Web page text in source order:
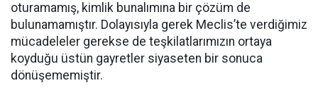
oturamamış, kimlik bunalımına bir çözüm de
bulunamamıştır. Dolayısıyla gerek Meclis’te verdiğimiz
mücadeleler gerekse de teşkilatlarımızın ortaya
koyduğu üstün gayretler siyaseten bir sonuca
dönüşememiştir.